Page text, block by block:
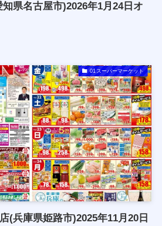
県名古屋市)2026年1月24日オ
01スーパーマーケット
(兵庫県姫路市)2025年11月20日